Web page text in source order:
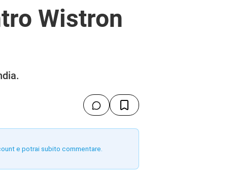
Wistron
e potrai subito commentare.